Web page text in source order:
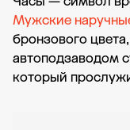
Мужские
бронзового
автоподзаводом
который